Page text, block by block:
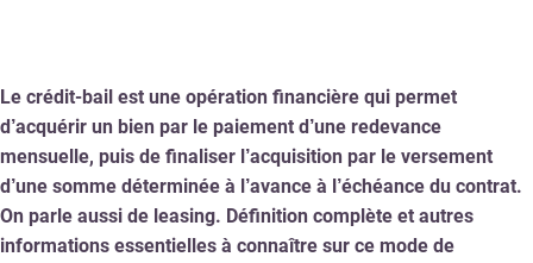
Le crédit-bail est une opération financière qui permet
d’acquérir un bien par le paiement d’une redevance
mensuelle, puis de finaliser l’acquisition par le versement
d’une somme déterminée à l’avance à l’échéance du contrat.
On parle aussi de leasing. Définition complète et autres
informations essentielles à connaître sur ce mode de